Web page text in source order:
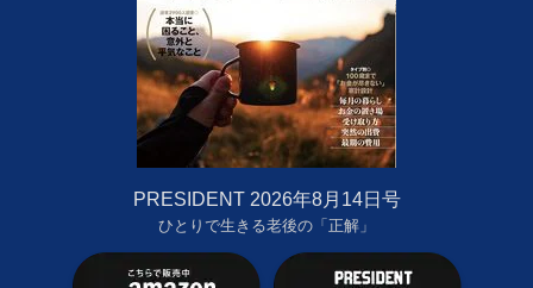
PRESIDENT 2026年8月14日号
ひとりで生きる老後の「正解」